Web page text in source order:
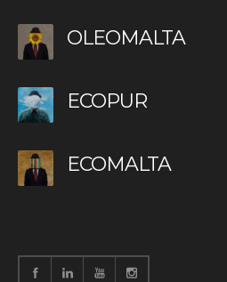
OLEOMALTA
ECOPUR
ECOMALTA